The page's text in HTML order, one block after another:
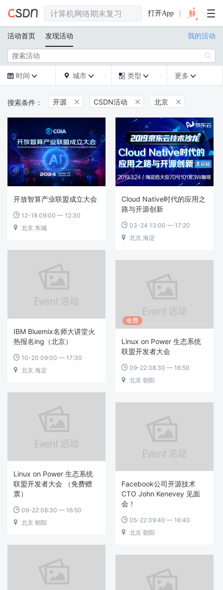
打开App
活动首页 发现活动 我的活动

 时间   城市   类型  更多 
开源  CSDN活动  北京 
开放智算产业联盟成立大会
 12-18 09:00 — 12:30
 北京 东城
Cloud Native时代的应用之
路与开源创新
 03-24 13:00 — 17:20
 北京 海淀
IBM Bluemix名师大讲堂火
热报名ing（北京）
 10-20 09:00 — 17:30
 北京 海淀
收费
Linux on Power 生态系统
联盟开发者大会
 09-22 08:30 — 16:50
 北京 朝阳
Linux on Power 生态系统
联盟开发者大会 （免费赠
票）
 09-22 08:30 — 16:50
 北京 朝阳
Facebook公司开源技术
CTO John Kenevey 见面
会！
 05-22 09:40 — 16:40
 北京 朝阳